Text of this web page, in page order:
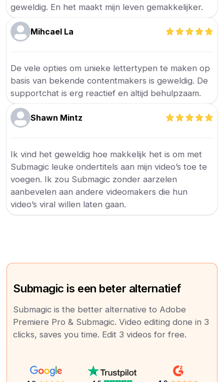
geweldig. En het maakt mijn leven gemakkelijker.
Mihcael La
De vele opties om unieke lettertypen te maken op
basis van bekende contentmakers is geweldig. De
supportchat is erg reactief en altijd behulpzaam.
Shawn Mintz
Ik vind het geweldig hoe makkelijk het is om met
Submagic leuke ondertitels aan mijn video’s toe te
voegen. Ik zou Submagic zonder aarzelen
aanbevelen aan andere videomakers die hun
video’s viral willen laten gaan.
Submagic is een beter alternatief
Submagic is the better alternative to Adobe
Premiere Pro & Submagic. Video editing done in 3
clicks, saves you time. Edit 3 videos for free.